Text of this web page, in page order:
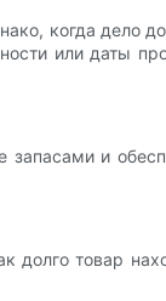
когда дело
или даты
запасами и
долго товар